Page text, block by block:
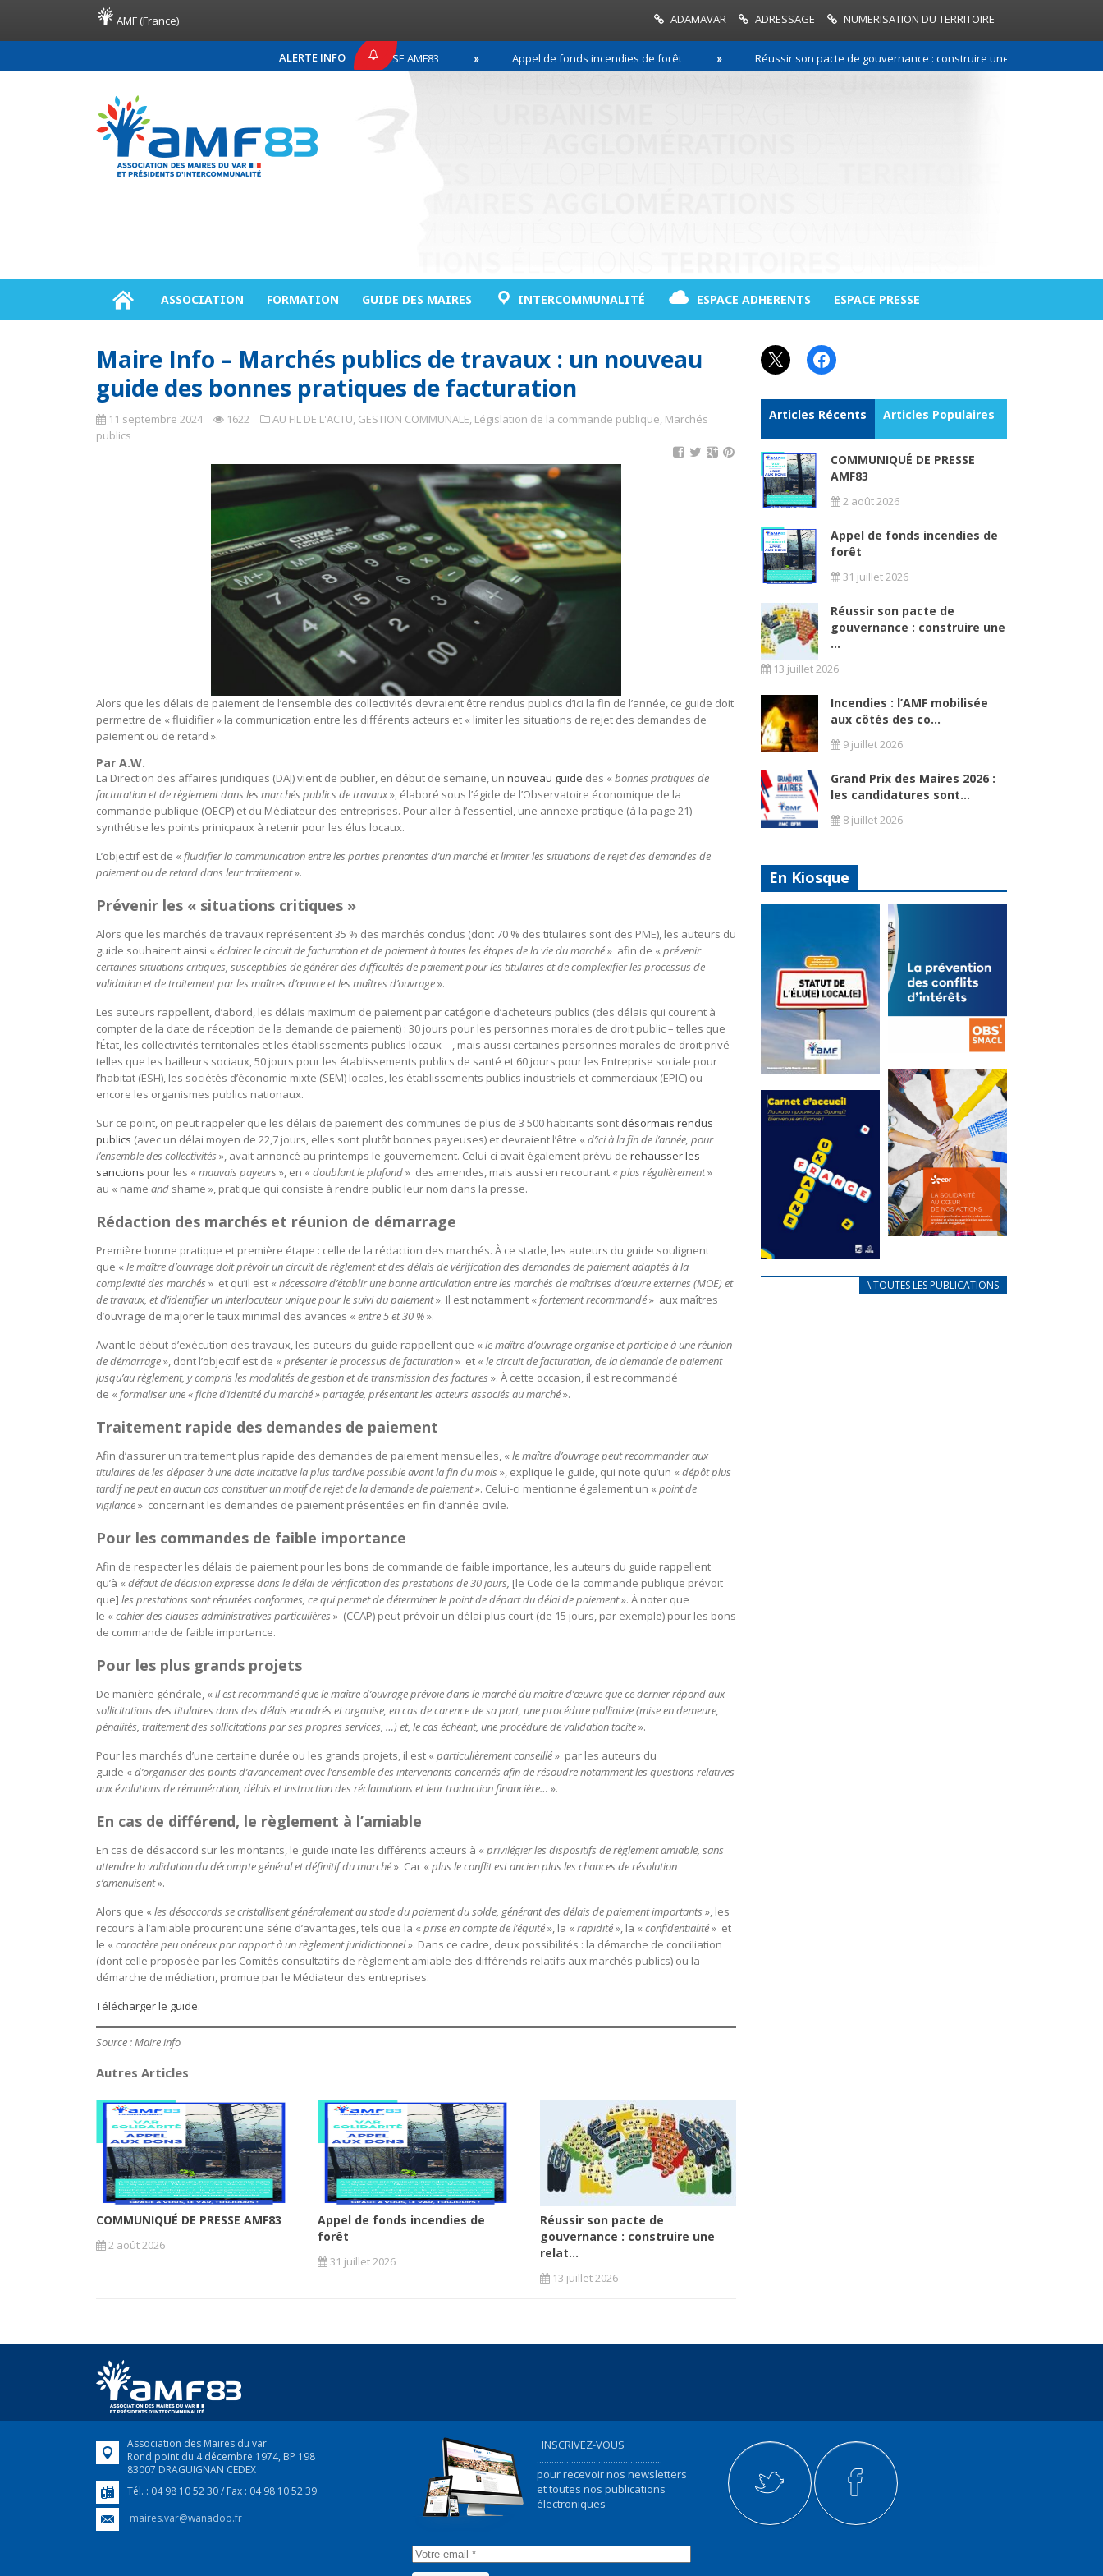
AMF (France) ADAMAVAR ADRESSAGE NUMERISATION DU TERRITOIRE
ALERTE INFO
COMMUNIQUÉ DE PRESSE AMF83 Appel de fonds incendies de forêt Réussir son pacte de gouvernance : construire une relation de confiance
ASSOCIATION FORMATION GUIDE DES MAIRES INTERCOMMUNALITÉ ESPACE ADHERENTS ESPACE PRESSE
Maire Info – Marchés publics de travaux : un nouveau
guide des bonnes pratiques de facturation
11 septembre 2024 1622 AU FIL DE L'ACTU, GESTION COMMUNALE, Législation de la commande publique, Marchés
publics
Alors que les délais de paiement de l’ensemble des collectivités devraient être rendus publics d’ici la fin de l’année, ce guide doit
permettre de « fluidifier » la communication entre les différents acteurs et « limiter les situations de rejet des demandes de
paiement ou de retard ».
Par A.W.
La Direction des affaires juridiques (DAJ) vient de publier, en début de semaine, un nouveau guide des « bonnes pratiques de
facturation et de règlement dans les marchés publics de travaux», élaboré sous l’égide de l’Observatoire économique de la
commande publique (OECP) et du Médiateur des entreprises. Pour aller à l’essentiel, une annexe pratique (à la page 21)
synthétise les points prinicpaux à retenir pour les élus locaux.
L’objectif est de « fluidifier la communication entre les parties prenantes d’un marché et limiter les situations de rejet des demandes de
paiement ou de retard dans leur traitement».
Prévenir les « situations critiques »
Alors que les marchés de travaux représentent 35 % des marchés conclus (dont 70 % des titulaires sont des PME), les auteurs du
guide souhaitent ainsi « éclairer le circuit de facturation et de paiement à toutes les étapes de la vie du marché» afin de « prévenir
certaines situations critiques, susceptibles de générer des difficultés de paiement pour les titulaires et de complexifier les processus de
validation et de traitement par les maîtres d’œuvre et les maîtres d’ouvrage».
Les auteurs rappellent, d’abord, les délais maximum de paiement par catégorie d’acheteurs publics (des délais qui courent à
compter de la date de réception de la demande de paiement) : 30 jours pour les personnes morales de droit public – telles que
l’État, les collectivités territoriales et les établissements publics locaux – , mais aussi certaines personnes morales de droit privé
telles que les bailleurs sociaux, 50 jours pour les établissements publics de santé et 60 jours pour les Entreprise sociale pour
l’habitat (ESH), les sociétés d’économie mixte (SEM) locales, les établissements publics industriels et commerciaux (EPIC) ou
encore les organismes publics nationaux.
Sur ce point, on peut rappeler que les délais de paiement des communes de plus de 3 500 habitants sont désormais rendus
publics (avec un délai moyen de 22,7 jours, elles sont plutôt bonnes payeuses) et devraient l’être « d’ici à la fin de l’année, pour
l’ensemble des collectivités », avait annoncé au printemps le gouvernement. Celui-ci avait également prévu de rehausser les
sanctions pour les « mauvais payeurs », en « doublant le plafond» des amendes, mais aussi en recourant « plus régulièrement»
au « name and shame », pratique qui consiste à rendre public leur nom dans la presse.
Rédaction des marchés et réunion de démarrage
Première bonne pratique et première étape : celle de la rédaction des marchés. À ce stade, les auteurs du guide soulignent
que « le maître d’ouvrage doit prévoir un circuit de règlement et des délais de vérification des demandes de paiement adaptés à la
complexité des marchés » et qu’il est « nécessaire d’établir une bonne articulation entre les marchés de maîtrises d’œuvre externes (MOE) et
de travaux, et d’identifier un interlocuteur unique pour le suivi du paiement». Il est notamment « fortement recommandé» aux maîtres
d’ouvrage de majorer le taux minimal des avances « entre 5 et 30 %».
Avant le début d’exécution des travaux, les auteurs du guide rappellent que « le maître d’ouvrage organise et participe à une réunion
de démarrage», dont l’objectif est de « présenter le processus de facturation» et « le circuit de facturation, de la demande de paiement
jusqu’au règlement, y compris les modalités de gestion et de transmission des factures ». À cette occasion, il est recommandé
de « formaliser une « fiche d’identité du marché » partagée, présentant les acteurs associés au marché».
Traitement rapide des demandes de paiement
Afin d’assurer un traitement plus rapide des demandes de paiement mensuelles, « le maître d’ouvrage peut recommander aux
titulaires de les déposer à une date incitative la plus tardive possible avant la fin du mois », explique le guide, qui note qu’un « dépôt plus
tardif ne peut en aucun cas constituer un motif de rejet de la demande de paiement». Celui-ci mentionne également un « point de
vigilance» concernant les demandes de paiement présentées en fin d’année civile.
Pour les commandes de faible importance
Afin de respecter les délais de paiement pour les bons de commande de faible importance, les auteurs du guide rappellent
qu’à « défaut de décision expresse dans le délai de vérification des prestations de 30 jours, [le Code de la commande publique prévoit
que] les prestations sont réputées conformes, ce qui permet de déterminer le point de départ du délai de paiement». À noter que
le « cahier des clauses administratives particulières » (CCAP) peut prévoir un délai plus court (de 15 jours, par exemple) pour les bons
de commande de faible importance.
Pour les plus grands projets
De manière générale, « il est recommandé que le maître d’ouvrage prévoie dans le marché du maître d’œuvre que ce dernier répond aux
sollicitations des titulaires dans des délais encadrés et organise, en cas de carence de sa part, une procédure palliative (mise en demeure,
pénalités, traitement des sollicitations par ses propres services, …) et, le cas échéant, une procédure de validation tacite».
Pour les marchés d’une certaine durée ou les grands projets, il est « particulièrement conseillé» par les auteurs du
guide « d’organiser des points d’avancement avec l’ensemble des intervenants concernés afin de résoudre notamment les questions relatives
aux évolutions de rémunération, délais et instruction des réclamations et leur traduction financière… ».
En cas de différend, le règlement à l’amiable
En cas de désaccord sur les montants, le guide incite les différents acteurs à « privilégier les dispositifs de règlement amiable, sans
attendre la validation du décompte général et définitif du marché». Car « plus le conflit est ancien plus les chances de résolution
s’amenuisent».
Alors que « les désaccords se cristallisent généralement au stade du paiement du solde, générant des délais de paiement importants », les
recours à l’amiable procurent une série d’avantages, tels que la « prise en compte de l’équité», la « rapidité», la « confidentialité» et
le « caractère peu onéreux par rapport à un règlement juridictionnel». Dans ce cadre, deux possibilités : la démarche de conciliation
(dont celle proposée par les Comités consultatifs de règlement amiable des différends relatifs aux marchés publics) ou la
démarche de médiation, promue par le Médiateur des entreprises.
Télécharger le guide.
Source : Maire info
Autres Articles
COMMUNIQUÉ DE PRESSE AMF83
2 août 2026
Appel de fonds incendies de
forêt
31 juillet 2026
Réussir son pacte de
gouvernance : construire une
relat...
13 juillet 2026
X Facebook
Articles Récents Articles Populaires
COMMUNIQUÉ DE PRESSE
AMF83
2 août 2026
Appel de fonds incendies de
forêt
31 juillet 2026
Réussir son pacte de
gouvernance : construire une
...
13 juillet 2026
Incendies : l’AMF mobilisée
aux côtés des co...
9 juillet 2026
Grand Prix des Maires 2026 :
les candidatures sont...
8 juillet 2026
En Kiosque
Statut de
l’élu local
Mise à jour avril
2024
FEUILLETER
La
prévention
des conflits
d’intérêts
18 septembre 2023
FEUILLETER
au coeur de
nos actions
\ TOUTES LES PUBLICATIONS
Association des Maires du var
Rond point du 4 décembre 1974, BP 198
83007 DRAGUIGNAN CEDEX
Tél. : 04 98 10 52 30 / Fax : 04 98 10 52 39
maires.var@wanadoo.fr
INSCRIVEZ-VOUS
...................................................
pour recevoir nos newsletters
et toutes nos publications
électroniques